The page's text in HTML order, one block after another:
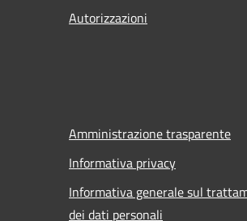
Autorizzazioni
Amministrazione trasparente
Informativa privacy
Informativa generale sul
dei dati personali